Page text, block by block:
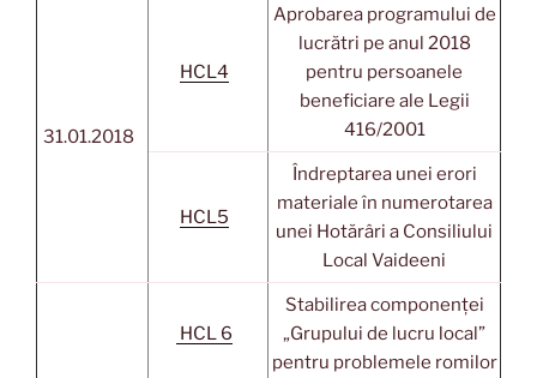
31.01.2018
HCL4
Aprobarea programului de
lucrătri pe anul 2018
pentru persoanele
beneficiare ale Legii
416/2001
HCL5
Îndreptarea unei erori
materiale în numerotarea
unei Hotărâri a Consiliului
Local Vaideeni
HCL 6
Stabilirea componenței
„Grupului de lucru local”
pentru problemele romilor